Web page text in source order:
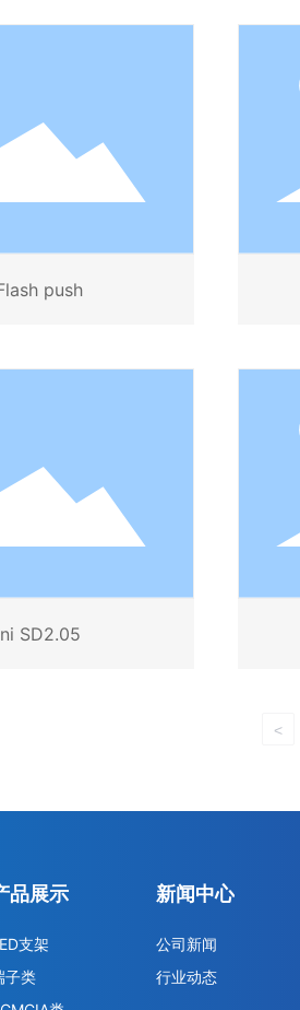
push
SD2.05
<
品展示
支架
子类
新闻中心
公司新闻
行业动态